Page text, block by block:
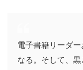
電子書籍リーダ
なる。そして、黒